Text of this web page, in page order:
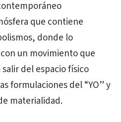
que contiene
donde lo
un movimiento que
del espacio físico
formulaciones del “YO” y
materialidad.